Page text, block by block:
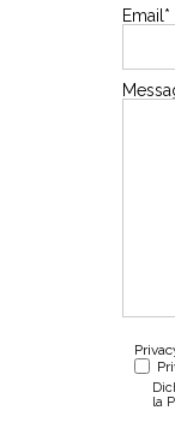
Email *
la